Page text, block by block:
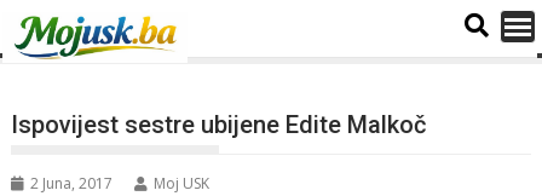
Ispovijest sestre ubijene Edite Malkoč
2 Juna, 2017 Moj USK